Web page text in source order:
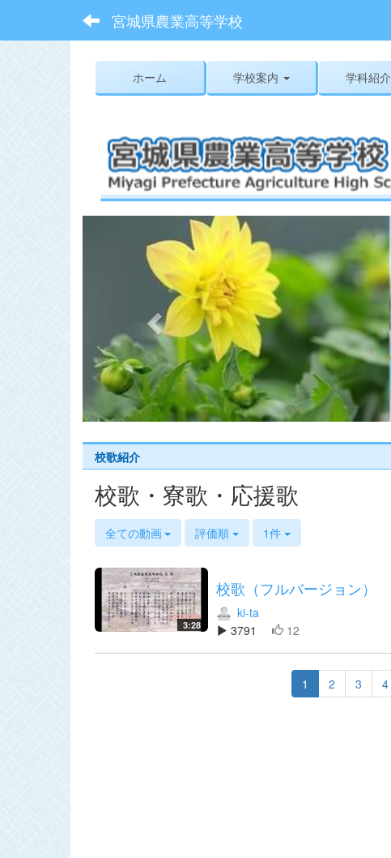
宮城県農業高等学校
ホーム 学校案内 学科紹介
r
e
i
o
u
s
校歌紹介
校歌・寮歌・応援歌
全ての動画 評価順 1件
3:28
校歌（フルバージョン）
ki-ta
3791
12
1 2 3 4